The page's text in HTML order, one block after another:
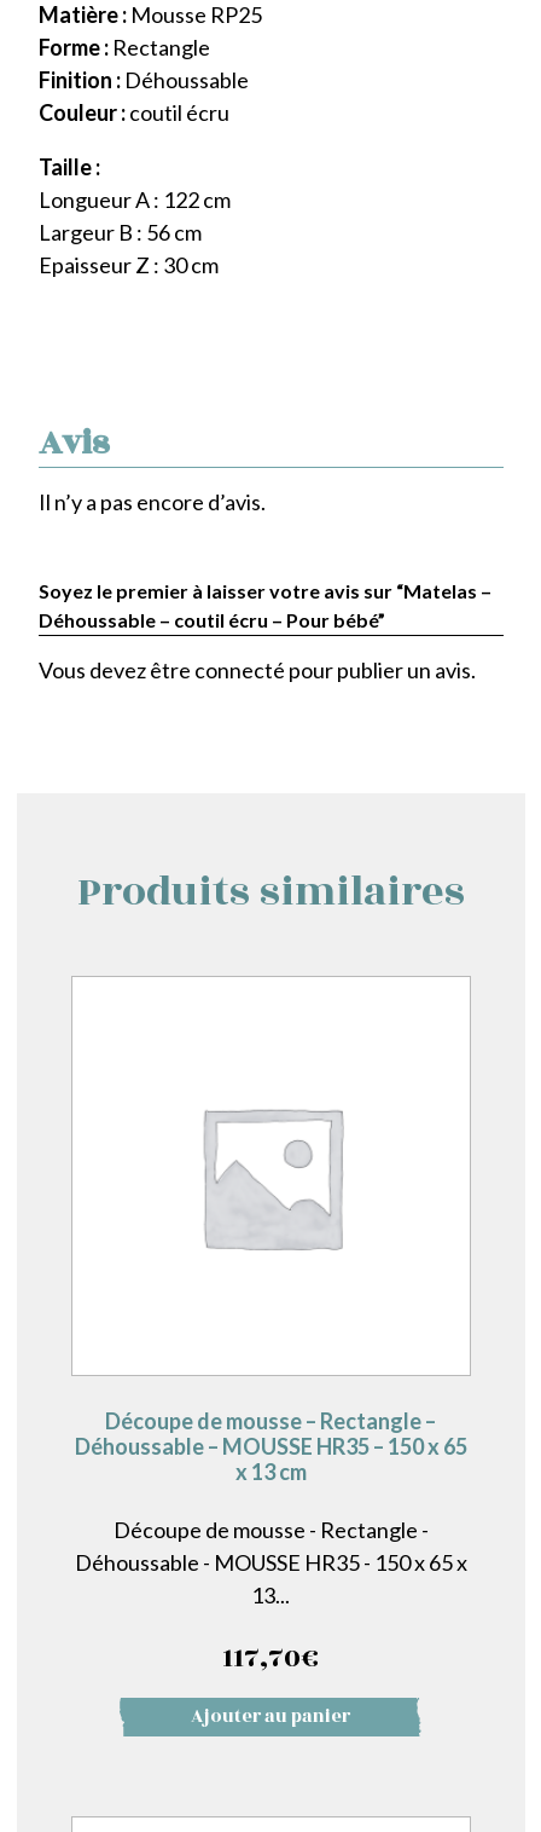
Avis
Il n’y a pas encore d’avis.
Soyez le premier à laisser votre avis sur “Matelas –
Déhoussable – coutil écru – Pour bébé”
Vous devez être connecté pour publier un avis.
Matière : Mousse RP25
Forme : Rectangle
Finition : Déhoussable
Couleur :coutil écru
Taille :
Longueur A : 122 cm
Largeur B : 56 cm
Epaisseur Z : 30 cm
Produits similaires
Découpe de mousse – Rectangle –
Déhoussable – MOUSSE HR35 – 150 x 65
x 13 cm
Découpe de mousse - Rectangle -
Déhoussable - MOUSSE HR35 - 150 x 65 x
13...
117,70€
Ajouter au panier